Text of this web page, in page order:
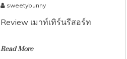
sweetybunny
Review เมาท์เทิร์นรีสอร์ท
Read More